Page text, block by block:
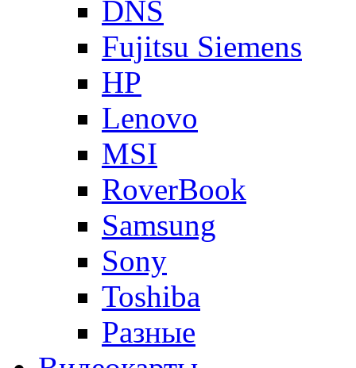
DNS
Fujitsu Siemens
HP
Lenovo
MSI
RoverBook
Samsung
Sony
Toshiba
Разные